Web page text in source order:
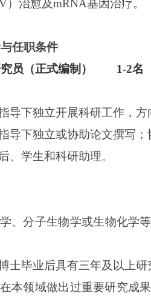
）治愈及mRNA基因治疗。
任职条件
员（正式编制）
1-2名
导下独立开展科研工作，方
导下独立或协助论文撰写
、学生和科研助理。
、分子生物学或生物化学
士毕业后具有三年及以上
本领域做出过重要研究成